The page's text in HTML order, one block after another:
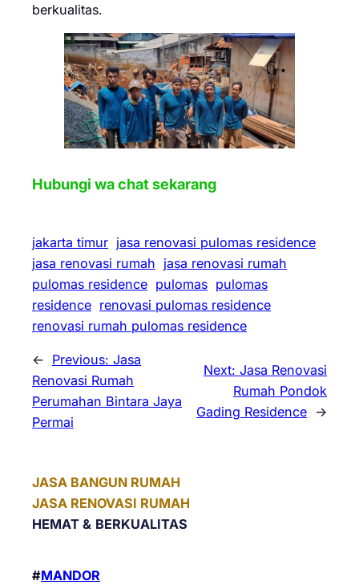
berkualitas.
Hubungi wa chat sekarang
jakarta timur jasa renovasi pulomas residence
jasa renovasi rumah jasa renovasi rumah
pulomas residence pulomas pulomas
residence renovasi pulomas residence
renovasi rumah pulomas residence
← Previous: Jasa
Renovasi Rumah
Perumahan Bintara Jaya
Permai
Next: Jasa Renovasi
Rumah Pondok
Gading Residence →
JASA BANGUN RUMAH
JASA RENOVASI RUMAH
HEMAT & BERKUALITAS
#MANDOR